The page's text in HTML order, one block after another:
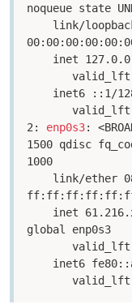
noqueue state
2: enp0s3:
1500 qdisc
1000
global enp0s3